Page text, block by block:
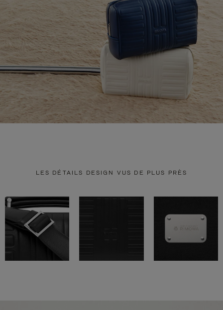
LES DÉTAILS DESIGN VUS DE PLUS PRÈS